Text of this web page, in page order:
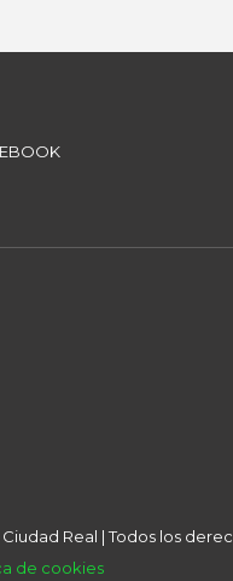
Real | Todos los
de cookies